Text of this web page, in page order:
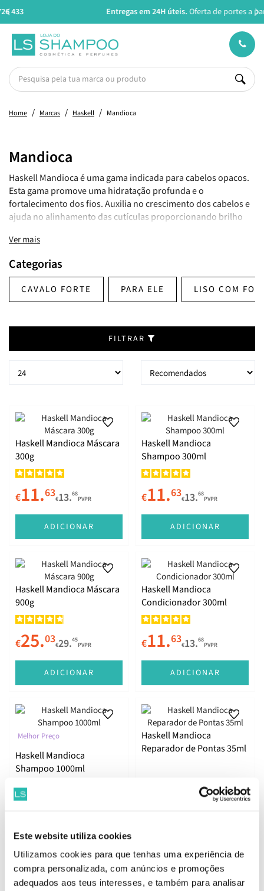
Este website utiliza cookies
Utilizamos cookies para que tenhas uma experiência de
compra personalizada, com anúncios e promoções
adequados aos teus interesses, e também para analisar
Entregas em 24H úteis.Oferta de portes a partir de €45*
Home Marcas Haskell Mandioca
Mandioca
Haskell Mandioca é uma gama indicada para cabelos opacos.
Esta gama promove uma hidratação profunda e o
fortalecimento dos fios. Auxilia no crescimento dos cabelos e
ajuda no alinhamento das cutículas proporcionando brilho
mandioca e Óleo de rícino (óleo de mamona).
Ver mais
Categorias
CAVALO FORTE PARA ELE LISO COM
FILTRAR
Haskell Mandioca Máscara
300g
€11.63€13.68
PVPR
ADICIONAR
Haskell Mandioca
Shampoo 300ml
€11.63€13.68
PVPR
ADICIONAR
Haskell Mandioca Máscara
900g
€25.03€29.45
PVPR
ADICIONAR
Haskell Mandioca
Condicionador 300ml
€11.63€13.68
PVPR
ADICIONAR
Melhor Preço
Haskell Mandioca
Shampoo 1000ml
€25. €29. PVPR
ADICIONAR
Haskell Mandioca
Reparador de Pontas 35ml
€10. €12. PVPR